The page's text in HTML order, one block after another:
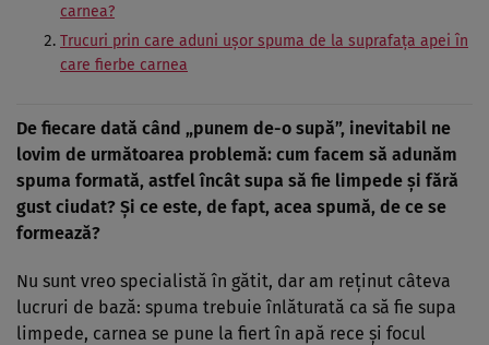
carnea?
Trucuri prin care aduni ușor spuma de la suprafața apei în
care fierbe carnea
De fiecare dată când „punem de-o supă”, inevitabil ne
lovim de următoarea problemă: cum facem să adunăm
spuma formată, astfel încât supa să fie limpede și fără
gust ciudat? Și ce este, de fapt, acea spumă, de ce se
formează?
Nu sunt vreo specialistă în gătit, dar am reținut câteva
lucruri de bază: spuma trebuie înlăturată ca să fie supa
limpede, carnea se pune la fiert în apă rece și focul